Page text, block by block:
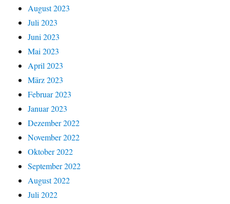
August 2023
Juli 2023
Juni 2023
Mai 2023
April 2023
März 2023
Februar 2023
Januar 2023
Dezember 2022
November 2022
Oktober 2022
September 2022
August 2022
Juli 2022